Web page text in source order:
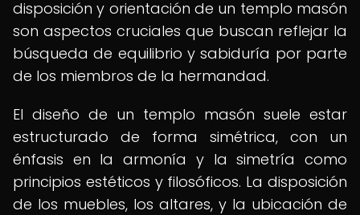
disposición y orientación de un templo masón
son aspectos cruciales que buscan reflejar la
búsqueda de equilibrio y sabiduría por parte
de los miembros de la hermandad.
El diseño de un templo masón suele estar
estructurado de forma simétrica, con un
énfasis en la armonía y la simetría como
principios estéticos y filosóficos. La disposición
de los muebles, los altares, y la ubicación de